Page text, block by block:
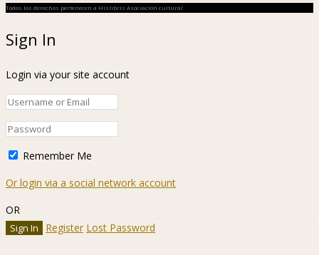
Todos los derechos pertenecen a Hislibris Asociación cultural
Sign In
Login via your site account
Remember Me
Or login via a social network account
OR
Register Lost Password